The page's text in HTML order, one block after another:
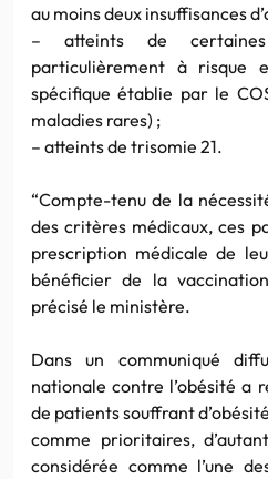
au moins deux insuffisances
– atteints de
particulièrement à risque
spécifique établie par le
maladies rares) ;
– atteints de trisomie 21.
“Compte-tenu de la
des critères médicaux, ces
prescription médicale de
bénéficier de la
précisé le ministère.
Dans un communiqué
nationale contre l’obésité a
de patients souffrant
comme prioritaires,
considérée comme l’une